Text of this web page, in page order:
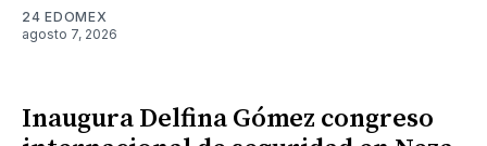
24 EDOMEX
agosto 7, 2026
Inaugura Delfina Gómez congreso